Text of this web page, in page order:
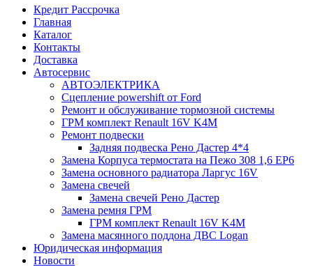
Кредит Рассрочка
Главная
Каталог
Контакты
Доставка
Автосервис
АВТОЭЛЕКТРИКА
Сцепление powershift от Ford
Ремонт и обслуживание тормозной системы
ГРМ комплект Renault 16V K4M
Ремонт подвески
Задняя подвеска Рено Дастер 4*4
Замена Корпуса термостата на Пежо 308 1,6 EP6
Замена основного радиатора Ларгус 16V
Замена свечей
Замена свечей Рено Дастер
Замена ремня ГРМ
ГРМ комплект Renault 16V K4M
Замена масянного поддона ДВС Logan
Юридическая информация
Новости